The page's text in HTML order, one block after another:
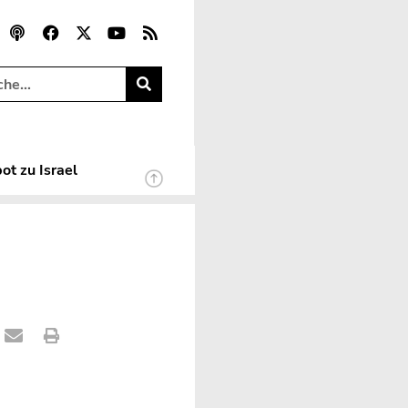
zu Israel